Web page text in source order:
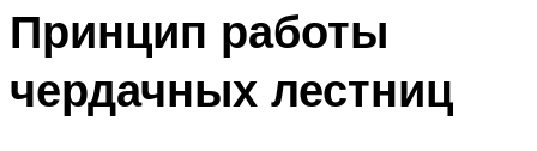
Принцип работы
чердачных лестниц